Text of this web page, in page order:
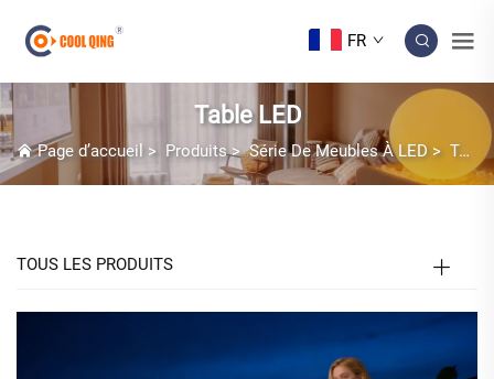
FR
Table LED
Page d’accueil > Produits>Série De Meubles À LED > Table LED
TOUS LES PRODUITS